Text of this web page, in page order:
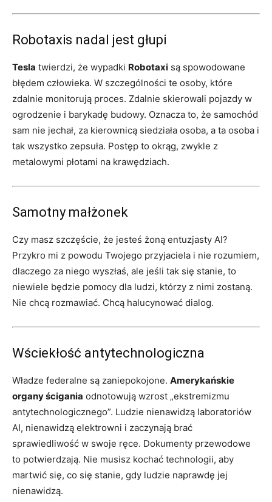
Robotaxis nadal jest głupi
Tesla twierdzi, że wypadki Robotaxi są spowodowane
błędem człowieka. W szczególności te osoby, które
zdalnie monitorują proces. Zdalnie skierowali pojazdy w
ogrodzenie i barykadę budowy. Oznacza to, że samochód
sam nie jechał, za kierownicą siedziała osoba, a ta osoba i
tak wszystko zepsuła. Postęp to okrąg, zwykle z
metalowymi płotami na krawędziach.
Samotny małżonek
Czy masz szczęście, że jesteś żoną entuzjasty AI?
Przykro mi z powodu Twojego przyjaciela i nie rozumiem,
dlaczego za niego wyszłaś, ale jeśli tak się stanie, to
niewiele będzie pomocy dla ludzi, którzy z nimi zostaną.
Nie chcą rozmawiać. Chcą halucynować dialog.
Wściekłość antytechnologiczna
Władze federalne są zaniepokojone. Amerykańskie
organy ścigania odnotowują wzrost „ekstremizmu
antytechnologicznego”. Ludzie nienawidzą laboratoriów
AI, nienawidzą elektrowni i zaczynają brać
sprawiedliwość w swoje ręce. Dokumenty przewodowe
to potwierdzają. Nie musisz kochać technologii, aby
martwić się, co się stanie, gdy ludzie naprawdę jej
nienawidzą.